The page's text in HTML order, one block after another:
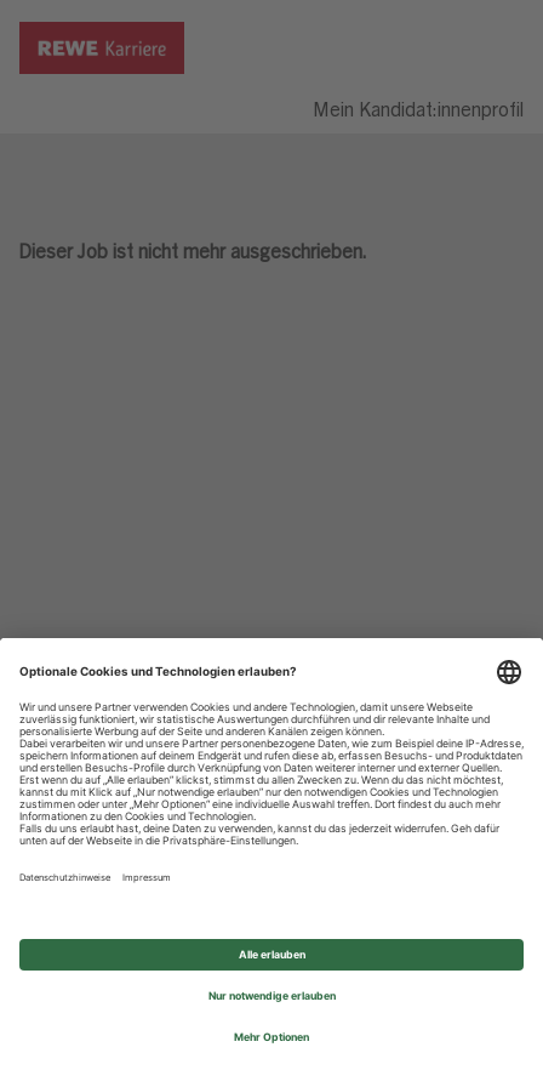
Mein Kandidat:innenprofil
Dieser Job ist nicht mehr ausgeschrieben.
Datenschutzhinweise
Impressum
Privatsphäre-Einstellungen
© 2026 REWE Group - All rights reserved